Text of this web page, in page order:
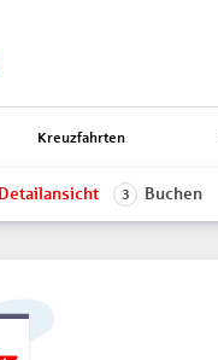
Kreuzfahrten
Detailansicht 3 Buchen